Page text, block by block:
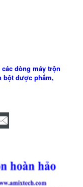
dòng máy trộn
bột dược phẩm,